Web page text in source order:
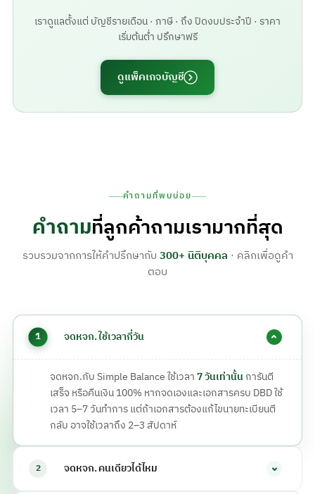
เราดูแลตั้งแต่ บัญชีรายเดือน · ภาษี · ถึง ปิดงบประจำปี · ราคา
เริ่มต้นต่ำ ปรึกษาฟรี
ดูแพ็คเกจบัญชี
คำถามที่พบบ่อย
คำถามที่ลูกค้าถามเรามากที่สุด
รวบรวมจากการให้คำปรึกษากับ 300+ นิติบุคคล · คลิกเพื่อดูคำ
ตอบ
1 จดหจก. ใช้เวลากี่วัน
จดหจก.กับ Simple Balance ใช้เวลา7 วันเท่านั้นการันตี
เสร็จ หรือคืนเงิน 100% หากจดเองและเอกสารครบ DBD ใช้
เวลา 5–7 วันทำการ แต่ถ้าเอกสารต้องแก้ไขนายทะเบียนตี
กลับ อาจใช้เวลาถึง 2–3 สัปดาห์
2 จดหจก. คนเดียวได้ไหม